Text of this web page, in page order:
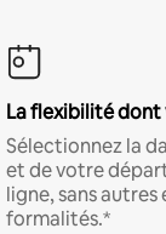
La flexibilité dont
Sélectionnez la
et de votre
ligne, sans
formalités.*